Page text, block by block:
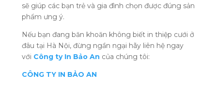
sẽ giúp các bạn trẻ và gia đình chọn được đúng sản
phẩm ưng ý.
Nếu bạn đang băn khoăn không biết in thiệp cưới ở
đâu tại Hà Nội, đừng ngần ngại hãy liên hệ ngay
với Công ty In Bảo An của chúng tôi:
CÔNG TY IN BẢO AN